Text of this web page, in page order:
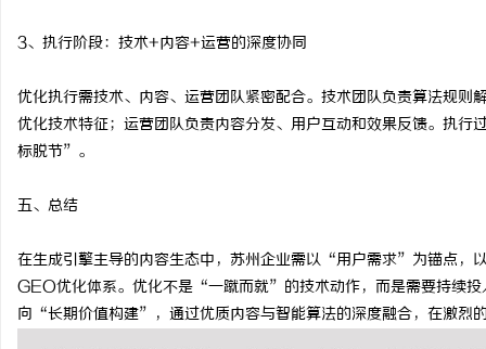
3、执行阶段：技术+内容+运营的深度协同
优化执行需技术、内容、运营团队紧密配合。技术团队负责算法规
优化技术特征；运营团队负责内容分发、用户互动和效果反馈。执
标脱节”。
五、总结
在生成引擎主导的内容生态中，苏州企业需以“用户需求”为锚点
GEO优化体系。优化不是“一蹴而就”的技术动作，而是需要持续
向“长期价值构建”，通过优质内容与智能算法的深度融合，在激烈